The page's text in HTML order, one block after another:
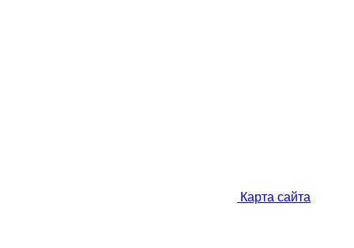
Карта сайта